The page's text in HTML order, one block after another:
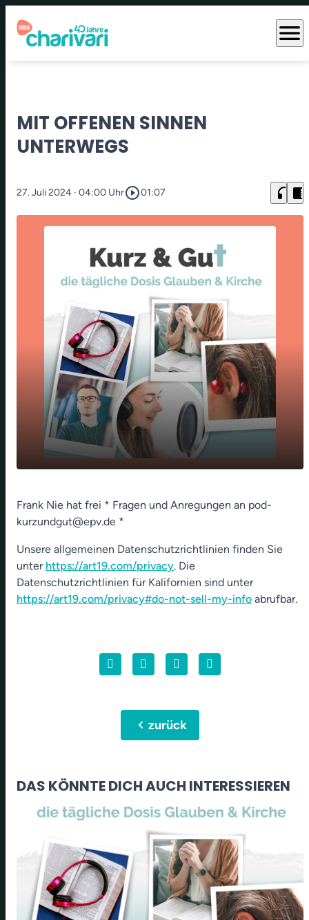
menu
MIT OFFENEN SINNEN
UNTERWEGS
27. Juli 2024 · 04:00 Uhrplay_circle_outline01:07 headphones chrome_reader_mode
play_arrow
00:00
Frank Nie hat frei * Fragen und Anregungen an pod-
kurzundgut@epv.de *
Unsere allgemeinen Datenschutzrichtlinien finden Sie
unter https://art19.com/privacy. Die
Datenschutzrichtlinien für Kalifornien sind unter
https://art19.com/privacy#do-not-sell-my-info abrufbar.
chevron_leftzurück
DAS KÖNNTE DICH AUCH INTERESSIEREN